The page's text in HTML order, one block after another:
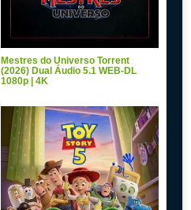
Mestres do Universo Torrent
(2026) Dual Áudio 5.1 WEB-DL
1080p | 4K